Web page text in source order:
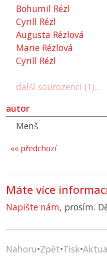
Bohumil Rézl
Cyrill Rézl
Augusta Rézlová
Marie Rézlová
Cyrill Rézl
další sourozenci (1)...
autor
Menš
«« předchozí
Máte více
Napište nám, prosím.
Nahoru•Zpět•Tisk•